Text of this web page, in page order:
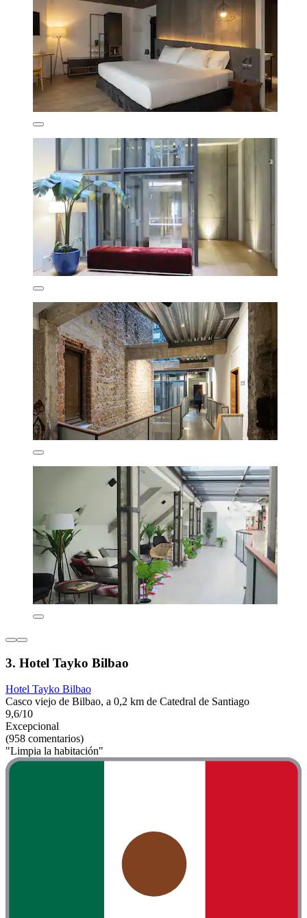
3. Hotel Tayko Bilbao
Hotel Tayko Bilbao
Casco viejo de Bilbao, a 0,2 km de Catedral de Santiago
9,6/10
Excepcional
(958 comentarios)
"Limpia la habitación"